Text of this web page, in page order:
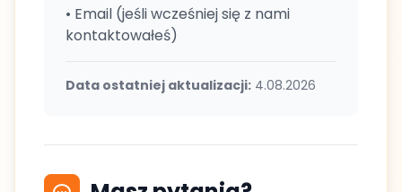
• Email (jeśli wcześniej się z nami
kontaktowałeś)
Data ostatniej aktualizacji: 4.08.2026